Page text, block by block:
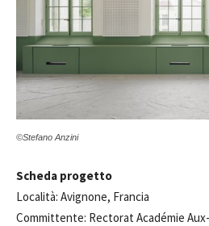
©Stefano Anzini
Scheda progetto
Località: Avignone, Francia
Committente: Rectorat Académie